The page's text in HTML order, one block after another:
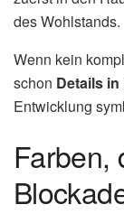
des Wohlstands.
Wenn kein
schon Details
Entwicklung
Farben,